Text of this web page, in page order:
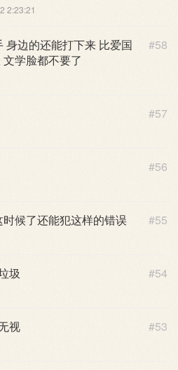
2:23:21
#58
身边的还能打下来 比爱国
学脸都不要了
#57
#56
#55
候了还能犯这样的错误
#54
圾
#53
视